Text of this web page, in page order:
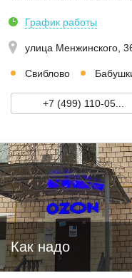
График работы
улица Менжинского,
Свиблово
+7 (499) 110-05...
Как надо